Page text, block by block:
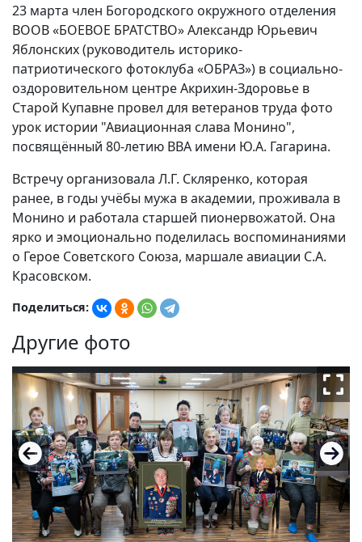
23 марта член Богородского окружного отделения
ВООВ «БОЕВОЕ БРАТСТВО» Александр Юрьевич
Яблонских (руководитель историко-
патриотического фотоклуба «ОБРАЗ») в социально-
оздоровительном центре Акрихин-Здоровье в
Старой Купавне провел для ветеранов труда фото
урок истории "Авиационная слава Монино",
посвящённый 80-летию ВВА имени Ю.А. Гагарина.
Встречу организовала Л.Г. Скляренко, которая
ранее, в годы учёбы мужа в академии, проживала в
Монино и работала старшей пионервожатой. Она
ярко и эмоционально поделилась воспоминаниями
о Герое Советского Союза, маршале авиации С.А.
Красовском.
Поделиться:
Другие фото